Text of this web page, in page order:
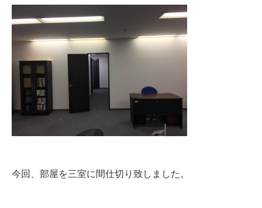
今回、部屋を三室に間仕切り致しました。